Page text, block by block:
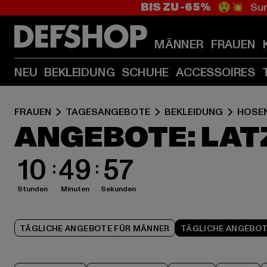
BIS ZU -65% 😲💥
MÄNNER FRAUEN
NEU BEKLEIDUNG SCHUHE ACCESSOIRES
FRAUEN TAGESANGEBOTE BEKLEIDUNG
ANGEBOTE:
10
Stunden 49
Minuten 57
Sekunden
TÄGLICHE ANGEBOTE FÜR MÄNNER TÄGLICHE